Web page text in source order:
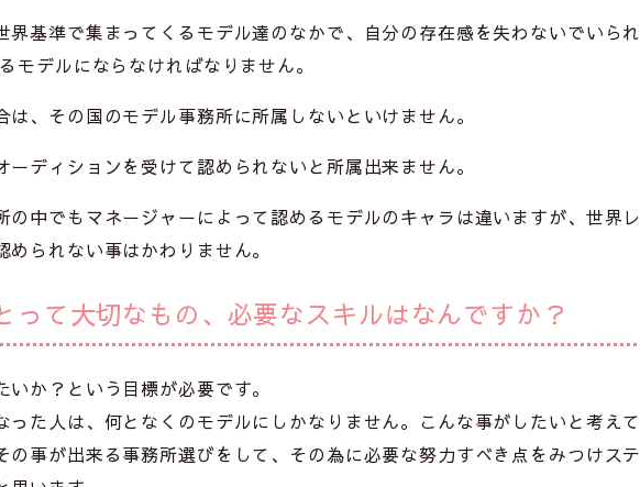
界基準で集まってくるモデル達のなかで、自分の存在感を失わないでいられ
モデルにならなければなりません。
、その国のモデル事務所に所属しないといけません。
ーディションを受けて認められないと所属出来ません。
の中でもマネージャーによって認めるモデルのキャラは違いますが、世界レ
られない事はかわりません。
って大切なもの、必要なスキルはなんですか？
か？という目標が必要です。
った人は、何となくのモデルにしかなりません。こんな事がしたいと考えて
の事が出来る事務所選びをして、その為に必要な努力すべき点をみつけステ